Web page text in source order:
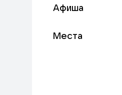
Афиша
Места